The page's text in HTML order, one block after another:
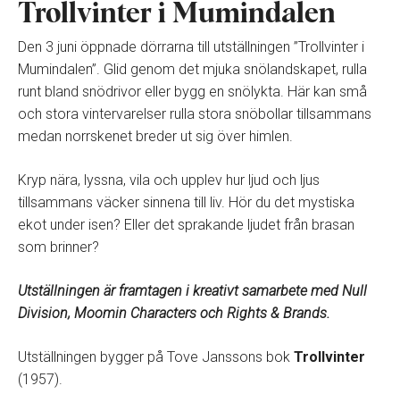
Trollvinter i Mumindalen
Den 3 juni öppnade dörrarna till utställningen ”Trollvinter i
Mumindalen”. Glid genom det mjuka snölandskapet, rulla
runt bland snödrivor eller bygg en snölykta. Här kan små
och stora vintervarelser rulla stora snöbollar tillsammans
medan norrskenet breder ut sig över himlen.
Kryp nära, lyssna, vila och upplev hur ljud och ljus
tillsammans väcker sinnena till liv. Hör du det mystiska
ekot under isen? Eller det sprakande ljudet från brasan
som brinner?
Utställningen är framtagen i kreativt samarbete med Null
Division, Moomin Characters och Rights & Brands.
Utställningen bygger på Tove Janssons bok Trollvinter
(1957).